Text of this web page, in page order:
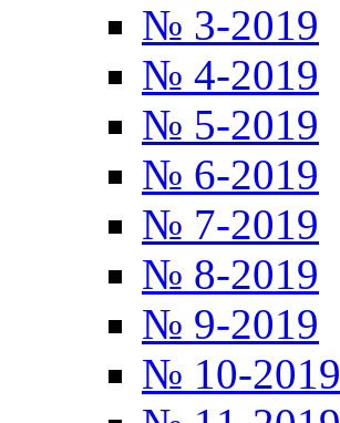
№ 3-2019
№ 4-2019
№ 5-2019
№ 6-2019
№ 7-2019
№ 8-2019
№ 9-2019
№ 10-2019